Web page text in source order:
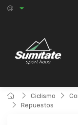
Ciclismo
Repuestos